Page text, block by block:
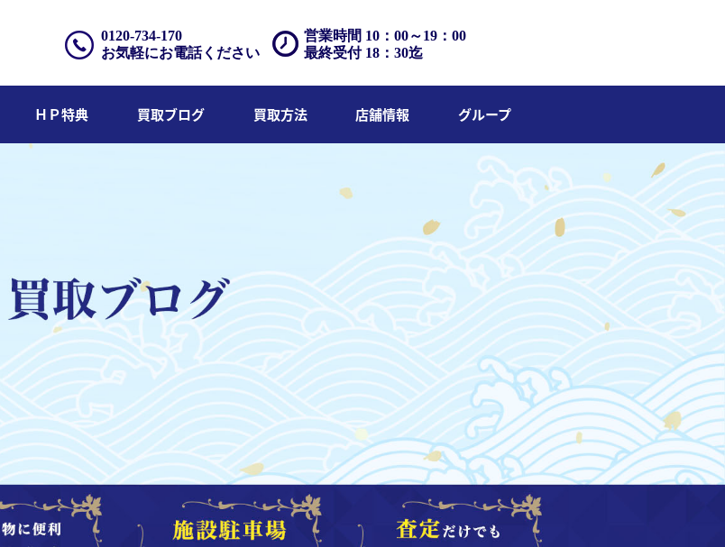
営業時間 10：00～19：00
最終受付 18：30迄
0120-734-170
お気軽にお電話ください
ＨＰ特典 買取ブログ 買取方法 店舗情報 グループ